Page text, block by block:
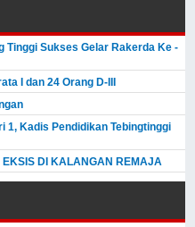
Tinggi Sukses Gelar Rakerda Ke -
I dan 24 Orang D-III
1, Kadis Pendidikan Tebingtinggi
DI KALANGAN REMAJA